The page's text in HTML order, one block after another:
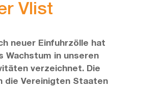
Vlist
neuer Einfuhrzölle hat
Wachstum in unseren
verzeichnet. Die
die Vereinigten Staaten